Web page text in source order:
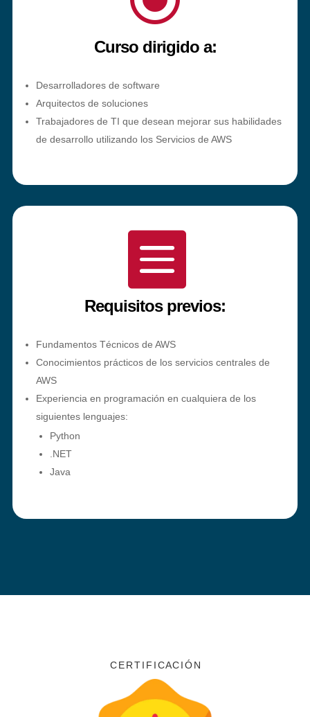
Curso dirigido a:
Desarrolladores de software
Arquitectos de soluciones
Trabajadores de TI que desean mejorar sus habilidades
de desarrollo utilizando los Servicios de AWS

Requisitos previos:
Fundamentos Técnicos de AWS
Conocimientos prácticos de los servicios centrales de
AWS
Experiencia en programación en cualquiera de los
siguientes lenguajes:
Python
.NET
Java
C E R T I F I C A C I Ó N